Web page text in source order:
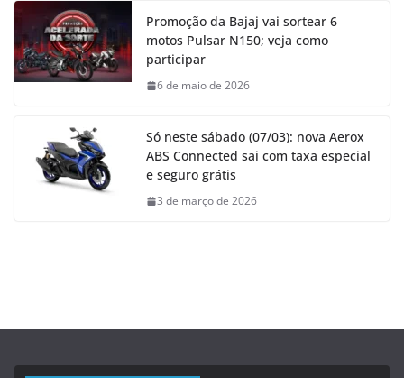
Promoção da Bajaj vai sortear 6
motos Pulsar N150; veja como
participar
6 de maio de 2026
Só neste sábado (07/03): nova Aerox
ABS Connected sai com taxa especial
e seguro grátis
3 de março de 2026